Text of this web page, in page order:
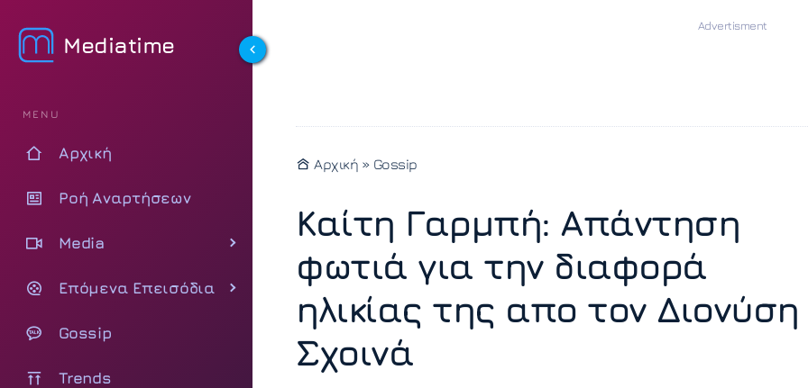
Mediatime
MENU
Αρχική
Ροή Αναρτήσεων
Media
Επόμενα Επεισόδια
Gossip
Trends
Αρχική » Gossip
Καίτη Γαρμπή: Απάντηση
φωτιά για την διαφορά
ηλικίας της απο τον Διονύση
Σχοινά